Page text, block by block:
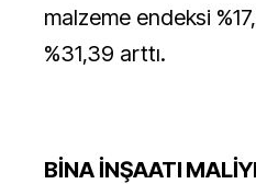
malzeme endeksi
%31,39 arttı.
BİNA İNŞAATI